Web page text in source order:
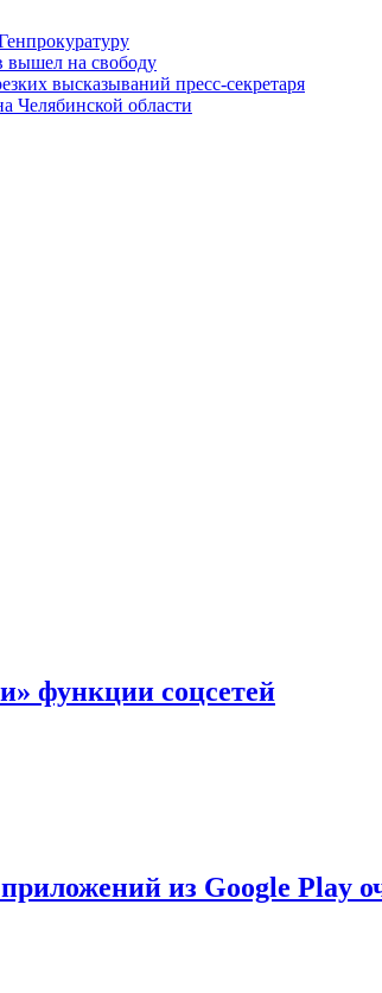
вышел на свободу
высказываний пресс-секретаря
Челябинской области
функции соцсетей
из Google Play